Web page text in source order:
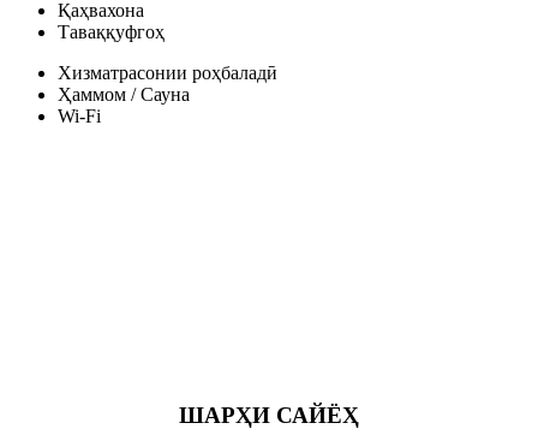
Қаҳвахона
Таваққуфгоҳ
Хизматрасонии роҳбаладӣ
Ҳаммом / Сауна
Wi-Fi
ШАРҲИ САЙЁҲ